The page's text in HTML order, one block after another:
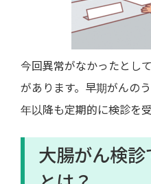
今回異常がなかったとし
があります。早期がんの
年以降も定期的に検診を
大腸がん検診